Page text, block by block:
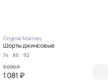
Original Marines
Шорты джинсовые
74 86
92
3 090 ₽
1 081 ₽